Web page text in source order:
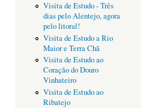
Visita de Estudo - Três
dias pelo Alentejo, agora
pelo litoral!
Visita de Estudo a Rio
Maior e Terra Chã
Visita de Estudo ao
Coração do Douro
Vinhateiro
Visita de Estudo ao
Ribatejo